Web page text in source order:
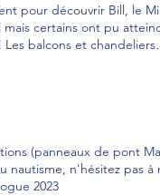
pour découvrir Bill, le
mais certains ont pu
(panneaux de pont
nautisme, n'hésitez pas à
2023